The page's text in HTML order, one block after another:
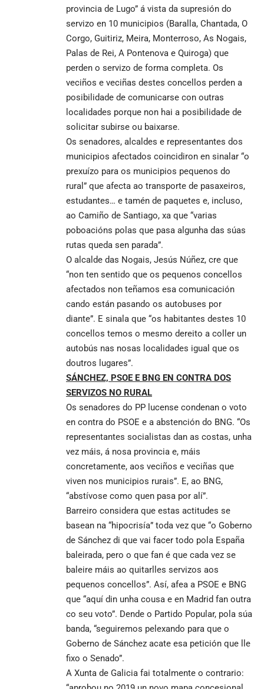
provincia de Lugo” á vista da supresión do
servizo en 10 municipios (Baralla, Chantada, O
Corgo, Guitiriz, Meira, Monterroso, As Nogais,
Palas de Rei, A Pontenova e Quiroga) que
perden o servizo de forma completa. Os
veciños e veciñas destes concellos perden a
posibilidade de comunicarse con outras
localidades porque non hai a posibilidade de
solicitar subirse ou baixarse.
Os senadores, alcaldes e representantes dos
municipios afectados coincidiron en sinalar “o
prexuízo para os municipios pequenos do
rural” que afecta ao transporte de pasaxeiros,
estudantes… e tamén de paquetes e, incluso,
ao Camiño de Santiago, xa que “varias
poboacións polas que pasa algunha das súas
rutas queda sen parada”.
O alcalde das Nogais, Jesús Núñez, cre que
“non ten sentido que os pequenos concellos
afectados non teñamos esa comunicación
cando están pasando os autobuses por
diante”. E sinala que “os habitantes destes 10
concellos temos o mesmo dereito a coller un
autobús nas nosas localidades igual que os
doutros lugares”.
SÁNCHEZ, PSOE E BNG EN CONTRA DOS
SERVIZOS NO RURAL
Os senadores do PP lucense condenan o voto
en contra do PSOE e a abstención do BNG. “Os
representantes socialistas dan as costas, unha
vez máis, á nosa provincia e, máis
concretamente, aos veciños e veciñas que
viven nos municipios rurais”. E, ao BNG,
“abstívose como quen pasa por alí”.
Barreiro considera que estas actitudes se
basean na “hipocrisía” toda vez que “o Goberno
de Sánchez di que vai facer todo pola España
baleirada, pero o que fan é que cada vez se
baleire máis ao quitarlles servizos aos
pequenos concellos”. Así, afea a PSOE e BNG
que “aquí din unha cousa e en Madrid fan outra
co seu voto”. Dende o Partido Popular, pola súa
banda, “seguiremos pelexando para que o
Goberno de Sánchez acate esa petición que lle
fixo o Senado”.
A Xunta de Galicia fai totalmente o contrario: